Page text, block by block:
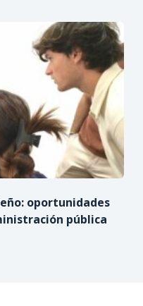
oportunidades
pública